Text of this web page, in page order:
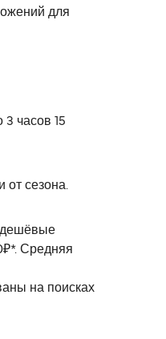
для
часов 15
от сезона.
дешёвые
Средняя
на поисках